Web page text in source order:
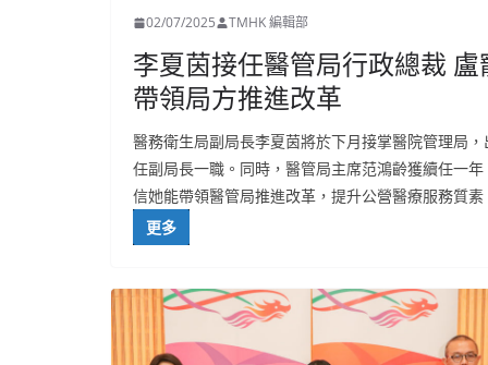
02/07/2025 TMHK 編輯部
李夏茵接任醫管局行政總裁
帶領局方推進改革
醫務衛生局副局長李夏茵將於下月接掌醫院管理局
任副局長一職。同時，醫管局主席范鴻齡獲續任一
信她能帶領醫管局推進改革，提升公營醫療服務質素
更多